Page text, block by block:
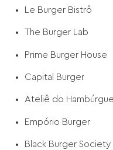
Le Burger Bistrô
The Burger Lab
Prime Burger House
Capital Burger
Ateliê do
Empório Burger
Black Burger Society